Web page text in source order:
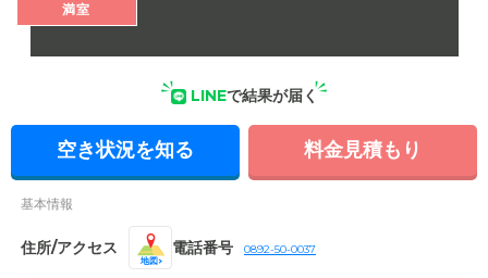
満室
LINEで結果が届く
空き状況を知る 料金見積もり
基本情報
住所/アクセス
地図
電話番号 0892-50-0037